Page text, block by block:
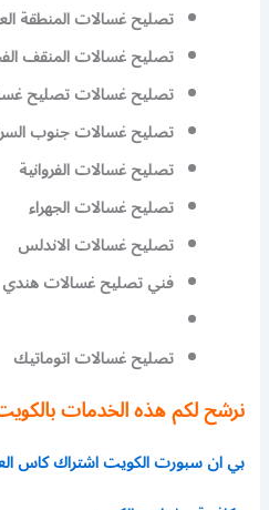
تصليح غسالات المنطقة
تصليح غسالات المنقف
تصليح غسالات تصليح
تصليح غسالات جنوب
تصليح غسالات الفروانية
تصليح غسالات الجهراء
تصليح غسالات الاندلس
فني تصليح غسالات هندي
تصليح غسالات اتوماتيك
نرشح لكم هذه الخدمات
بي ان سبورت الكويت اشتراك كاس